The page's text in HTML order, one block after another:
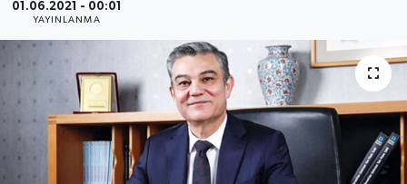
01.06.2021 - 00:01
YAYINLANMA
OSB
SEKTÖR
ŞİRKET PANO
SÖYLEŞİ